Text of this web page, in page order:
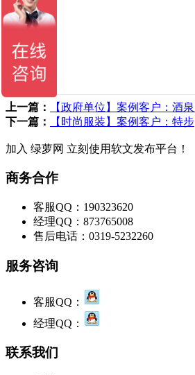
上一篇：
【政府单位】案例客户：酒
下一篇：
【时尚服装】案例客户：特步
加入 绿萝网 立刻使用软文发布平台！
商务合作
客服QQ：190323620
经理QQ：873765008
售后电话：0319-5232260
服务咨询
客服QQ：
经理QQ：
联系我们